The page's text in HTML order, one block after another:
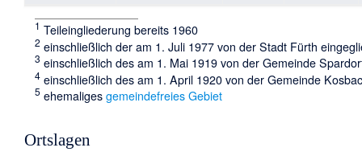
1 Teileingliederung bereits 1960
2 einschließlich der am 1. Juli 1977 von der Stadt Fürth
3 einschließlich des am 1. Mai 1919 von der Gemeinde
4 einschließlich des am 1. April 1920 von der Gemeinde
5 ehemaligesgemeindefreies Gebiet
Ortslagen